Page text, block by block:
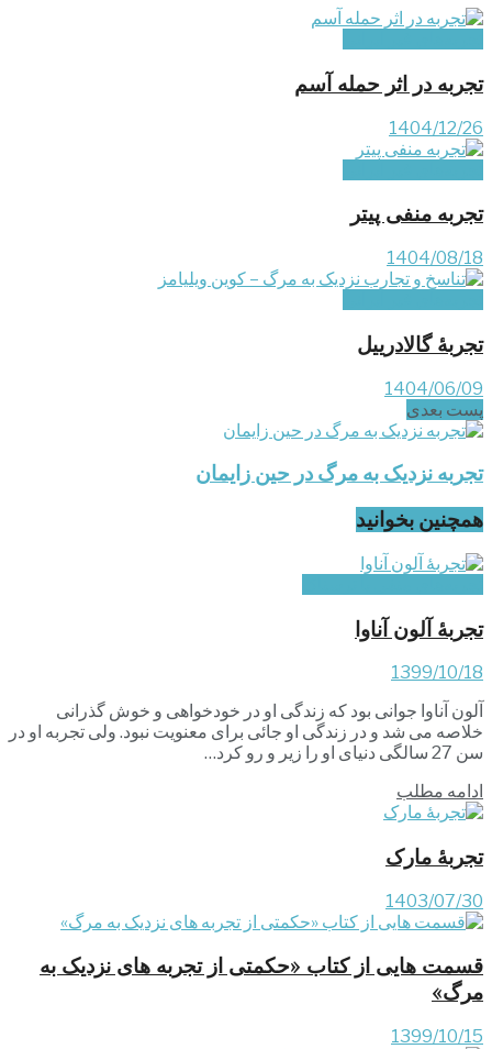
تجربه در اثر حمله آسم
1404/12/26
تجربه منفی پیتر
1404/08/18
تجربۀ گالادرییل
1404/06/09
پست‌ بعدی
تجربه نزدیک به مرگ در حین زایمان
همچنین بخوانید
تجربۀ آلون آناوا
1399/10/18
آلون آناوا جوانی بود که زندگی او در خودخواهی و خوش گذرانی
خلاصه می شد و در زندگی او جائی برای معنویت نبود. ولی تجربه او در
سن 27 سالگی دنیای او را زیر و رو کرد…
ادامه مطلب
تجربۀ مارک
1403/07/30
قسمت هایی از کتاب «حکمتی از تجربه‏ های نزدیک به
مرگ»
1399/10/15